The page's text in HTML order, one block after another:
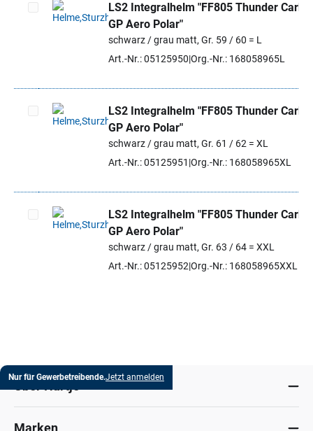
Artikel auswählen
LS2 Integralhelm "FF805 Thunder
GP Aero Polar"
schwarz / grau matt, Gr. 59 / 60 = L
Art.-Nr.: 05125950 Org.-Nr.: 168058965L
Artikel auswählen
LS2 Integralhelm "FF805 Thunder
GP Aero Polar"
schwarz / grau matt, Gr. 61 / 62 = XL
Art.-Nr.: 05125951 Org.-Nr.: 168058965XL
Artikel auswählen
LS2 Integralhelm "FF805 Thunder
GP Aero Polar"
schwarz / grau matt, Gr. 63 / 64 = XXL
Art.-Nr.: 05125952 Org.-Nr.: 168058965XXL
Nur für Gewerbetreibende.Jetzt anmelden
Marken